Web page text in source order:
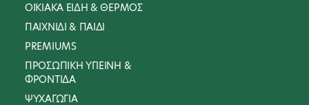
| Αξεσουάρ Μπάνιου
| Καρφίτσες
ΨΥΧΑΓΩΓΙΑ
ΟΙΚΙΑΚΑ ΕΙΔΗ & ΘΕΡΜΟΣ
ΠΑΙΧΝΙΔΙ & ΠΑΙΔΙ
PREMIUMS
ΠΡΟΣΩΠΙΚΗ ΥΓΙΕΙΝΗ &
ΦΡΟΝΤΙΔΑ
ΨΥΧΑΓΩΓΙΑ